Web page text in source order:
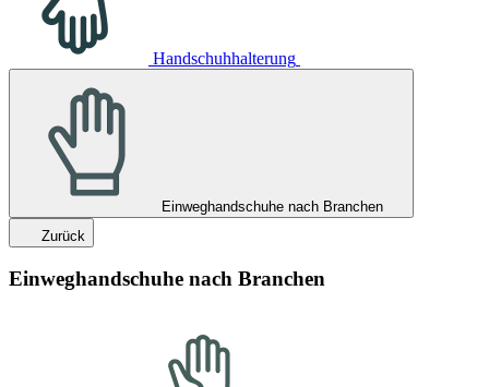
Handschuhhalterung
Einweghandschuhe nach Branchen
Zurück
Einweghandschuhe nach Branchen